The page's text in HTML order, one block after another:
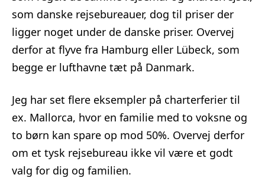
som danske rejsebureauer, dog til priser der
ligger noget under de danske priser. Overvej
derfor at flyve fra Hamburg eller Lübeck, som
begge er lufthavne tæt på Danmark.
Jeg har set flere eksempler på charterferier til
ex. Mallorca, hvor en familie med to voksne og
to børn kan spare op mod 50%. Overvej derfor
om et tysk rejsebureau ikke vil være et godt
valg for dig og familien.